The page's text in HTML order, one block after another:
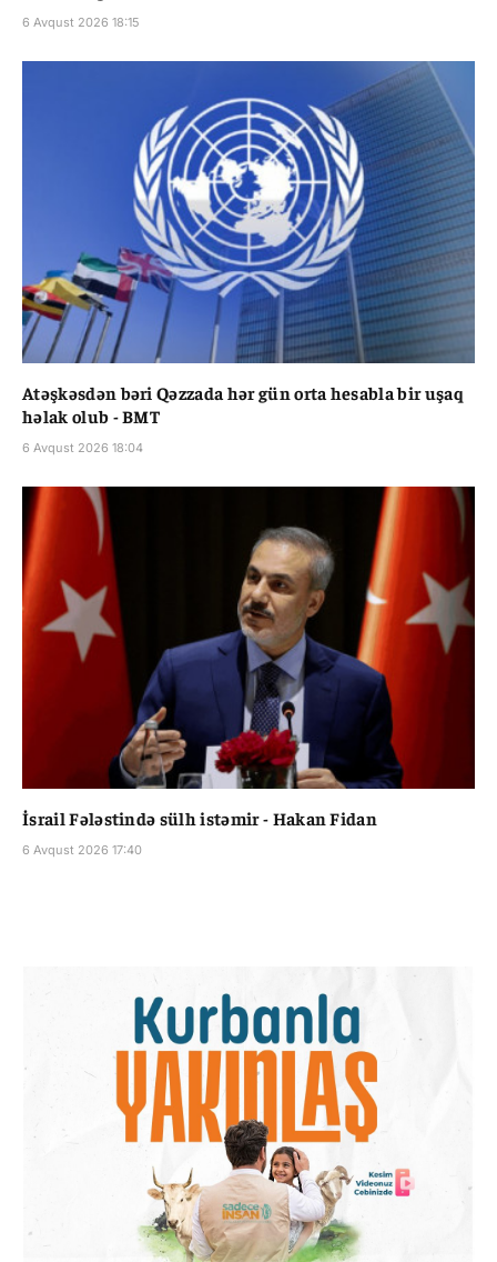
6 Avqust 2026 18:15
Atəşkəsdən bəri Qəzzada hər gün orta hesabla bir uşaq
həlak olub - BMT
6 Avqust 2026 18:04
İsrail Fələstində sülh istəmir - Hakan Fidan
6 Avqust 2026 17:40